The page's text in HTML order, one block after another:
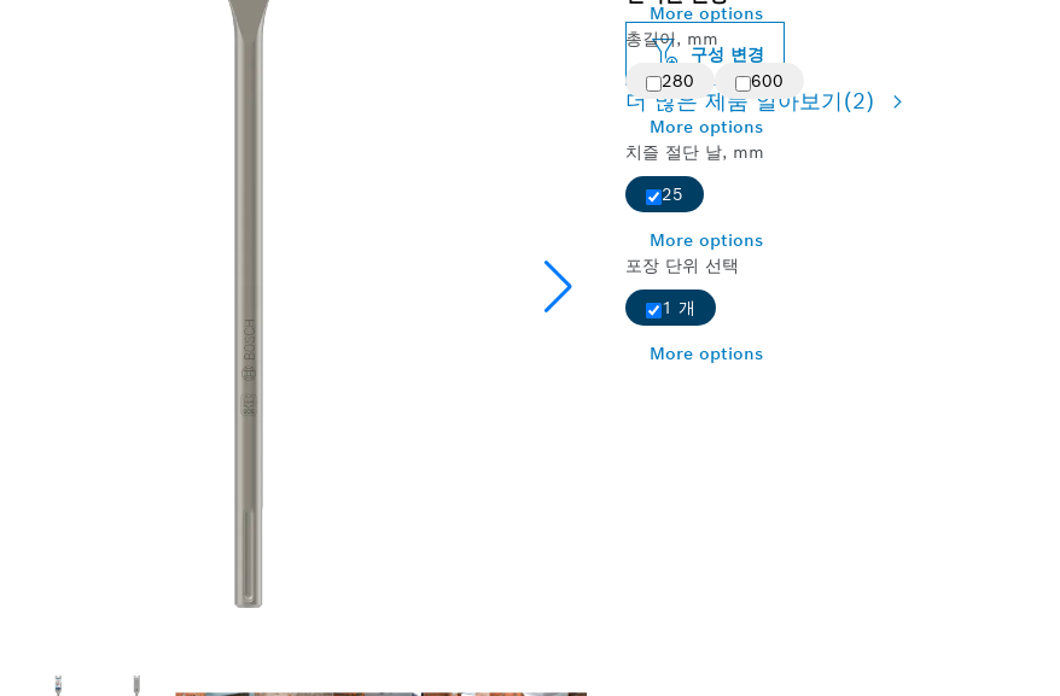
More options
총길이, mm
280
600
More options
치즐 절단 날, mm
25
More options
포장 단위 선택
1 개
More options
구성 변경
더 많은 제품 알아보기(2)